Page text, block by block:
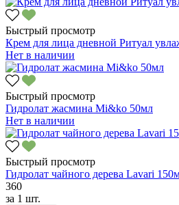
Быстрый просмотр
Крем для лица дневной Ритуал
Нет в наличии
Быстрый просмотр
Гидролат жасмина Mi&ko 50мл
Нет в наличии
Быстрый просмотр
Гидролат чайного дерева Lavari
360
за 1 шт.